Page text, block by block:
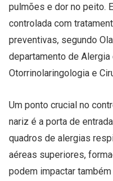
pulmões e dor no peito.
controlada com
preventivas, segundo
departamento de
Otorrinolaringologia e
Um ponto crucial no
nariz é a porta de
quadros de alergias
aéreas superiores,
podem impactar